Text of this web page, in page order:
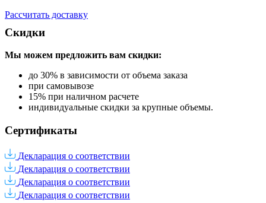
Рассчитать доставку
Скидки
Мы можем предложить вам скидки:
до 30% в зависимости от объема заказа
при самовывозе
15% при наличном расчете
индивидуальные скидки за крупные объемы.
Сертификаты
Декларация о соответствии
Декларация о соответствии
Декларация о соответствии
Декларация о соответствии